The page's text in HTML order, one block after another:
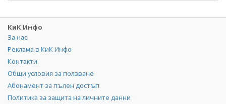
КиК Инфо
За нас
Реклама в КиК Инфо
Контакти
Общи условия за ползване
Абонамент за пълен достъп
Политика за защита на личните данни